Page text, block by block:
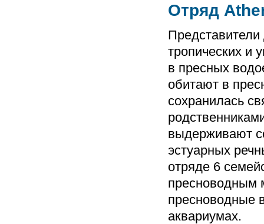
Отряд
Представители
тропических и
в пресных
обитают в
сохранилась
выдерживают
эстуарных
отряде 6
пресноводным
пресноводные
аквариумах.